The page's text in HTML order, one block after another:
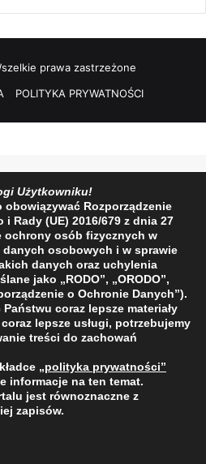
prawa zastrzeżone
POLITYKA PRYWATNOŚCI
Użytkowniku!
obowiązywać Rozporządzenie
Rady (UE) 2016/679 z dnia 27
ochrony osób fizycznych w
danych osobowych i w sprawie
danych oraz uchylenia
jako „RODO”, „ORODO”,
o Ochronie Danych”).
coraz lepsze materiały
lepsze usługi, potrzebujemy
treści do zachowań
„polityka prywatności”
informacje na ten temat.
jest równoznaczne z
zapisów.